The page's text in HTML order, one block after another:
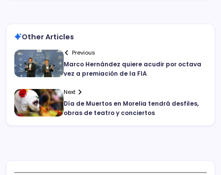
Other Articles
Previous
Marco Hernández quiere acudir por octava
vez a premiación de la FIA
Next
Día de Muertos en Morelia tendrá desfiles,
obras de teatro y conciertos